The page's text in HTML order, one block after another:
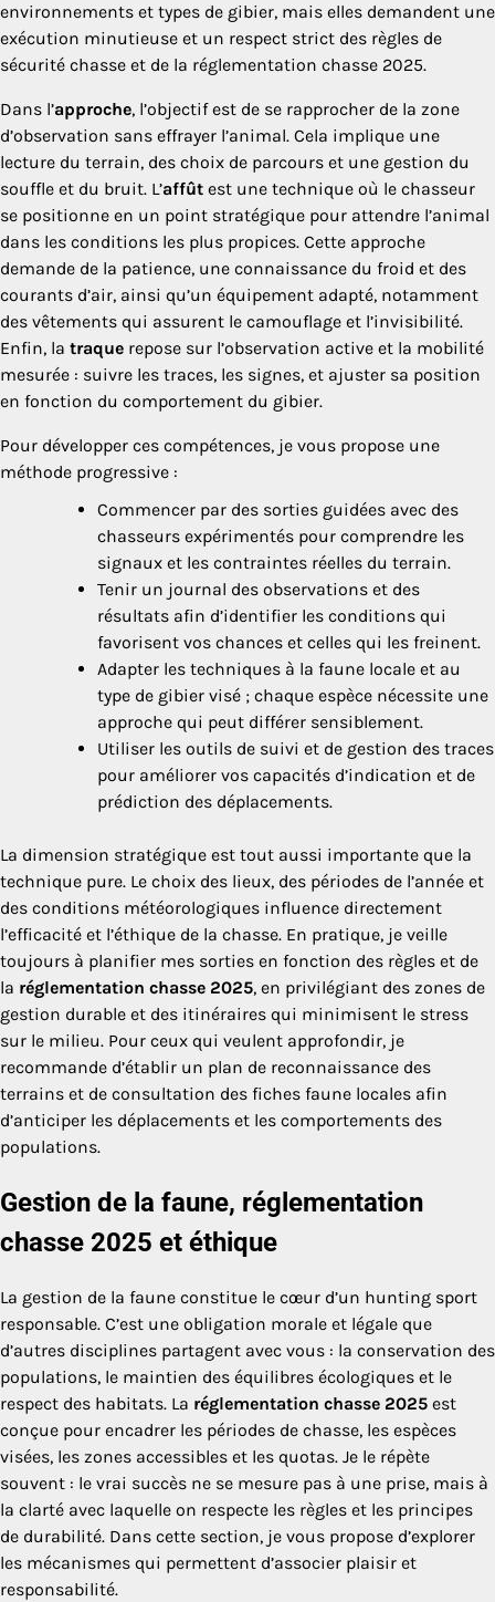
environnements et types de gibier, mais elles demandent une
exécution minutieuse et un respect strict des règles de
sécurité chasse et de la réglementation chasse 2025.
Dans l’approche, l’objectif est de se rapprocher de la zone
d’observation sans effrayer l’animal. Cela implique une
lecture du terrain, des choix de parcours et une gestion du
souffle et du bruit. L’affût est une technique où le chasseur
se positionne en un point stratégique pour attendre l’animal
dans les conditions les plus propices. Cette approche
demande de la patience, une connaissance du froid et des
courants d’air, ainsi qu’un équipement adapté, notamment
des vêtements qui assurent le camouflage et l’invisibilité.
Enfin, la traque repose sur l’observation active et la mobilité
mesurée : suivre les traces, les signes, et ajuster sa position
en fonction du comportement du gibier.
Pour développer ces compétences, je vous propose une
méthode progressive :
Commencer par des sorties guidées avec des
chasseurs expérimentés pour comprendre les
signaux et les contraintes réelles du terrain.
Tenir un journal des observations et des
résultats afin d’identifier les conditions qui
favorisent vos chances et celles qui les freinent.
Adapter les techniques à la faune locale et au
type de gibier visé ; chaque espèce nécessite une
approche qui peut différer sensiblement.
Utiliser les outils de suivi et de gestion des traces
pour améliorer vos capacités d’indication et de
prédiction des déplacements.
La dimension stratégique est tout aussi importante que la
technique pure. Le choix des lieux, des périodes de l’année et
des conditions météorologiques influence directement
l’efficacité et l’éthique de la chasse. En pratique, je veille
toujours à planifier mes sorties en fonction des règles et de
la réglementation chasse 2025, en privilégiant des zones de
gestion durable et des itinéraires qui minimisent le stress
sur le milieu. Pour ceux qui veulent approfondir, je
recommande d’établir un plan de reconnaissance des
terrains et de consultation des fiches faune locales afin
d’anticiper les déplacements et les comportements des
populations.
Gestion de la faune, réglementation
chasse 2025 et éthique
La gestion de la faune constitue le cœur d’un hunting sport
responsable. C’est une obligation morale et légale que
d’autres disciplines partagent avec vous : la conservation des
populations, le maintien des équilibres écologiques et le
respect des habitats. La réglementation chasse 2025 est
conçue pour encadrer les périodes de chasse, les espèces
visées, les zones accessibles et les quotas. Je le répète
souvent : le vrai succès ne se mesure pas à une prise, mais à
la clarté avec laquelle on respecte les règles et les principes
de durabilité. Dans cette section, je vous propose d’explorer
les mécanismes qui permettent d’associer plaisir et
responsabilité.